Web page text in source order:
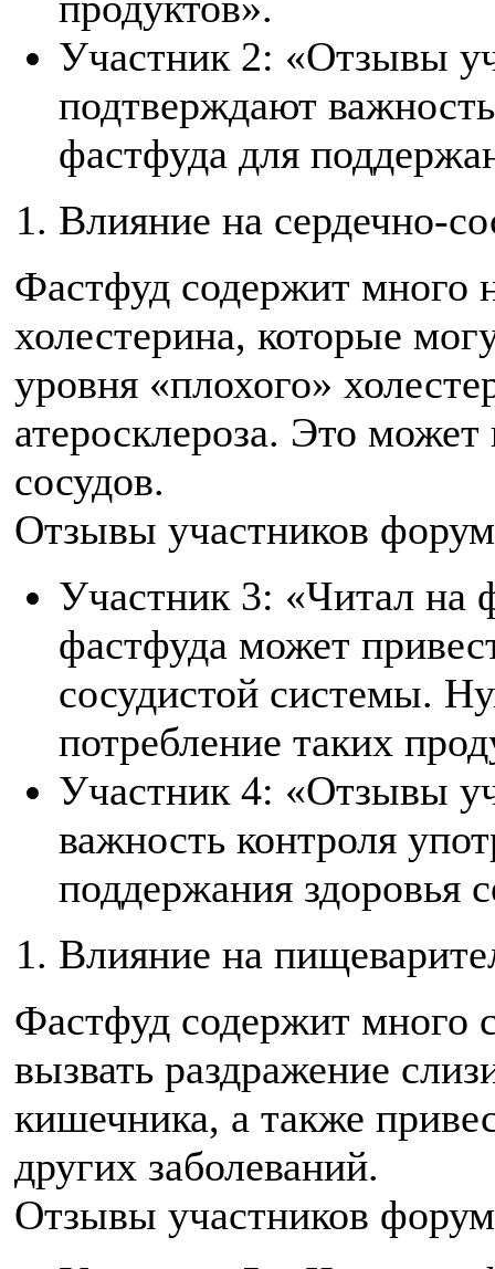
Участник 2: «Отзывы
подтверждают
фастфуда для
Влияние на сердечно-
Фастфуд содержит
холестерина, которые
уровня «плохого»
атеросклероза. Это может
сосудов.
Отзывы участников
Участник 3: «Читал на
фастфуда может
сосудистой системы.
потребление таких
Участник 4: «Отзывы
важность контроля
поддержания здоровья
Влияние на
Фастфуд содержит много
вызвать раздражение
кишечника, а также
других заболеваний.
Отзывы участников